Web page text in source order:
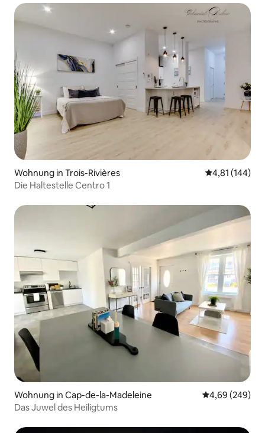
Wohnung in Trois-Rivières
4,81 (144)
Die Haltestelle Centro 1
Wohnung in Cap-de-la-Madeleine
4,69 (249)
Das Juwel des Heiligtums